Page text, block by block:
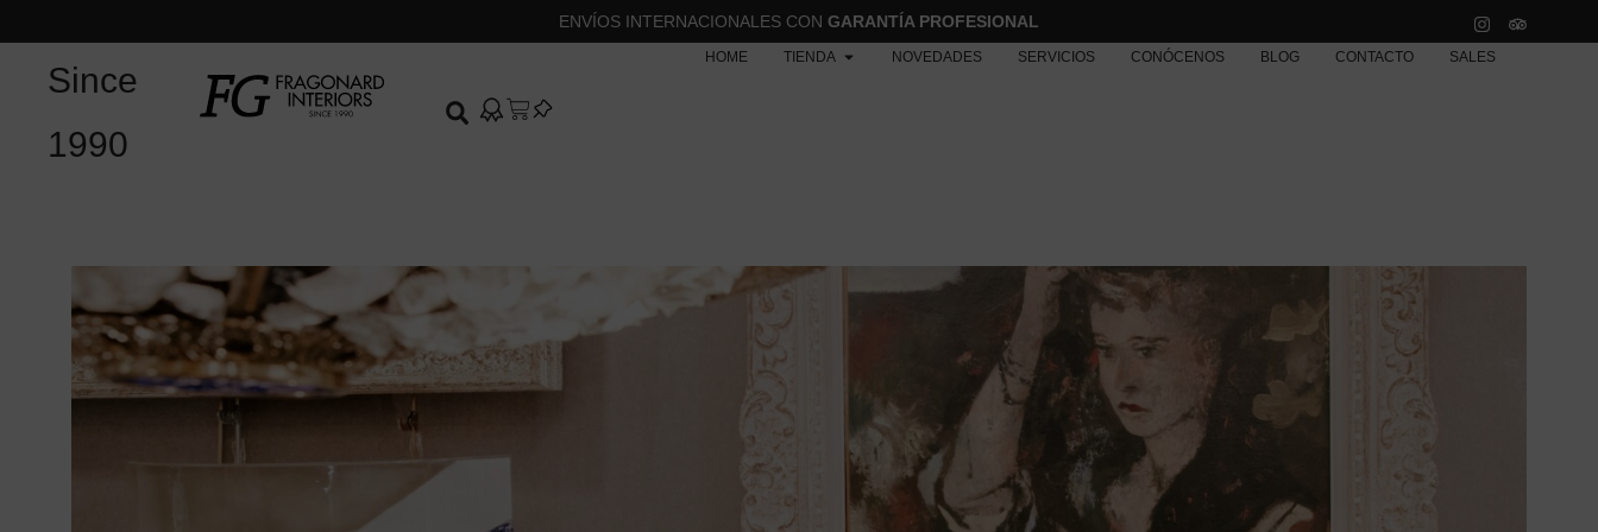
ENVÍOS INTERNACIONALES CON GARANTÍA PROFESIONAL
Since
1990
HOME TIENDA NOVEDADES SERVICIOS CONÓCENOS BLOG CONTACTO SALES